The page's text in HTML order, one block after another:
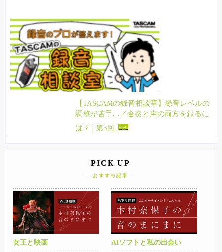
【TASCAMの録音相談室】録音レベルの
調整が苦手…／合奏と声の両方を録るに
は？│第3回_
PICK UP
─ おすすめ記事 ─
女王と映画 AIソフトと私の出会い